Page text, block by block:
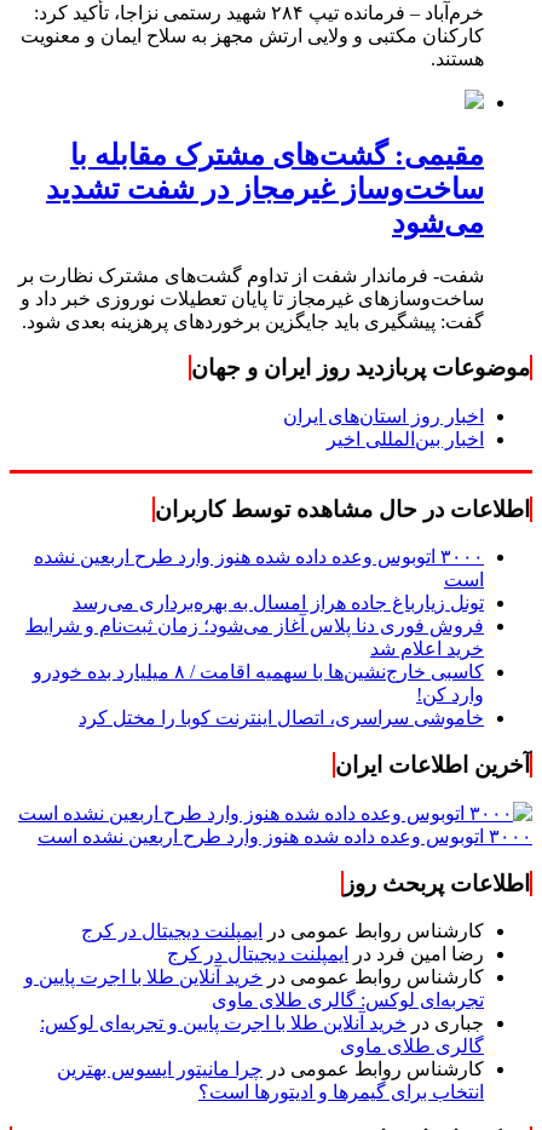
خرم‌آباد – فرمانده تیپ ۲۸۴ شهید رستمی نزاجا، تأکید کرد:
کارکنان مکتبی و ولایی ارتش مجهز به سلاح ایمان و معنویت
هستند.
مقیمی: گشت‌های مشترک مقابله با
ساخت‌وساز غیرمجاز در شفت تشدید
می‌شود
شفت- فرماندار شفت از تداوم گشت‌های مشترک نظارت بر
ساخت‌وسازهای غیرمجاز تا پایان تعطیلات نوروزی خبر داد و
گفت: پیشگیری باید جایگزین برخوردهای پرهزینه بعدی شود.
موضوعات پربازدید روز ایران و جهان
اخبار روز استان‌های ایران
اخبار بین‌المللی اخیر
اطلاعات در حال مشاهده توسط کاربران
۳۰۰۰ اتوبوس وعده داده شده هنوز وارد طرح اربعین نشده
است
تونل زیارباغ جاده هراز امسال به بهره‌برداری می‌رسد
فروش فوری دنا پلاس آغاز می‌شود؛ زمان ثبت‌نام و شرایط
خرید اعلام شد
کاسبی خارج‌نشین‌ها با سهمیه اقامت / ۸ میلیارد بده خودرو
وارد کن!
خاموشی سراسری، اتصال اینترنت کوبا را مختل کرد
آخرین اطلاعات ایران
۳۰۰۰ اتوبوس وعده داده شده هنوز وارد طرح اربعین نشده است
اطلاعات پربحث روز
کارشناس روابط عمومی در
ایمپلنت دیجیتال در کرج
رضا امین فرد در
ایمپلنت دیجیتال در کرج
کارشناس روابط عمومی در خرید آنلاین طلا با اجرت پایین و
تجربه‌ای لوکس: گالری طلای ماوی
جباری در خرید آنلاین طلا با اجرت پایین و تجربه‌ای لوکس:
گالری طلای ماوی
کارشناس روابط عمومی در چرا مانیتور ایسوس بهترین
انتخاب برای گیمرها و ادیتورها است؟